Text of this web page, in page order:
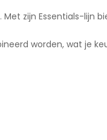
zijn Essentials-lijn
worden, wat je